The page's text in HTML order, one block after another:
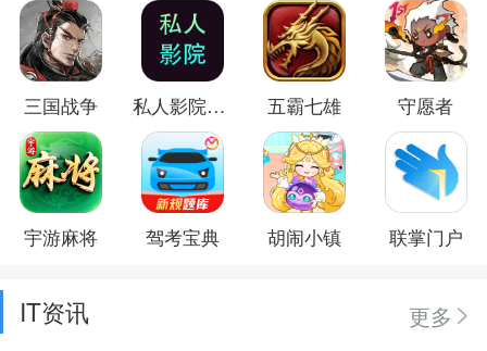
三国战争 私人影院播放器 五霸七雄 守愿者
宇游麻将 驾考宝典 胡闹小镇 联掌门户
IT资讯
更多